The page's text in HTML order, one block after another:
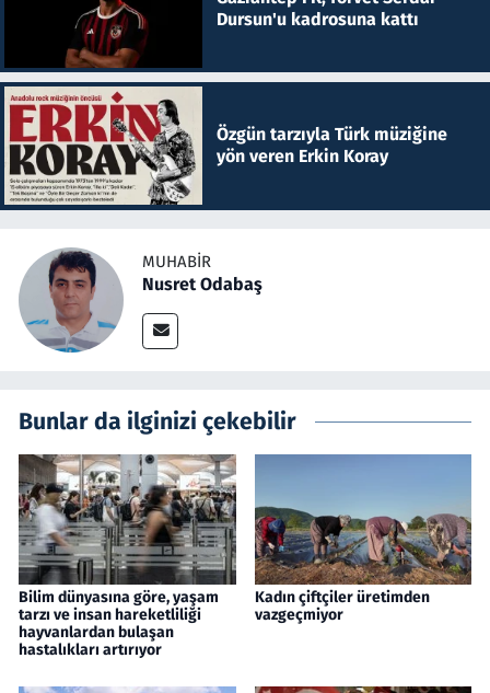
Dursun'u kadrosuna kattı
Özgün tarzıyla Türk müziğine
yön veren Erkin Koray
MUHABIR
Nusret Odabaş
Bunlar da ilginizi çekebilir
Bilim dünyasına göre, yaşam
tarzı ve insan hareketliliği
hayvanlardan bulaşan
hastalıkları artırıyor
Kadın çiftçiler üretimden
vazgeçmiyor